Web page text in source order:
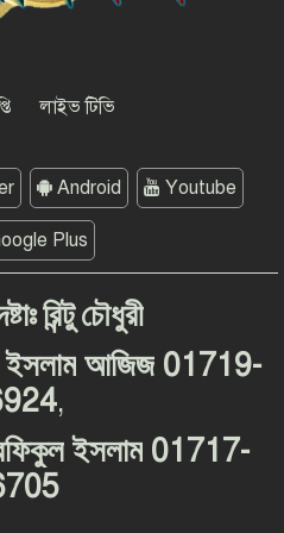
মর্যাদা রক্ষায় ঐক্যের
লাইভ টিভি
Android Youtube
Plus
রিন্টু চৌধুরী
ইসলাম আজিজ 01719-
,
ইসলাম 01717-